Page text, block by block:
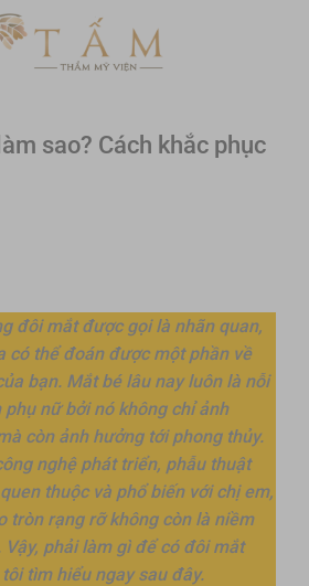
sao? Cách khắc phục
đôi mắt được gọi là nhãn quan,
có thể đoán được một phần về
bạn. Mắt bé lâu nay luôn là nỗi
nữ bởi nó không chỉ ảnh
còn ảnh hưởng tới phong thủy.
nghệ phát triển, phẫu thuật
thuộc và phổ biến với chị em,
tròn rạng rỡ không còn là niềm
phải làm gì để có đôi mắt
tìm hiểu ngay sau đây.